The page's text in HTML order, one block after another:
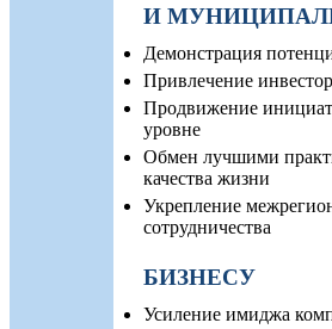
И
Демонстрация
Привлечение
Продвижение
уровне
Обмен лучшими
качества жизни
Укрепление
сотрудничества
БИЗНЕСУ
Усиление имиджа